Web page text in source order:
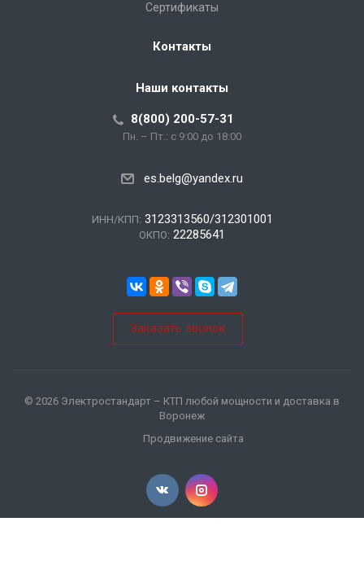
Сертификаты
Контакты
Наши контакты
8(800) 200-57-31
Пн. – Пт.: с 9:00 до 18:00
es.belg@yandex.ru
ИНН/КПП: 3123313560/312301001
ОКПО: 22285641
Заказать звонок
© 2026 Электростандарт – КТП любой мощности и доставка в
Воронеж
Продвижение сайта